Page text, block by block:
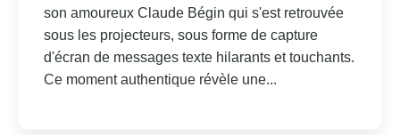
son amoureux Claude Bégin qui s'est retrouvée
sous les projecteurs, sous forme de capture
d'écran de messages texte hilarants et touchants.
Ce moment authentique révèle une...